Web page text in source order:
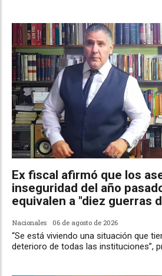
Ex fiscal afirmó que los
inseguridad del año
equivalen a "diez guerras
Nacionales 06 de agosto de 2026
“Se está viviendo una situación que
deterioro de todas las instituciones”,